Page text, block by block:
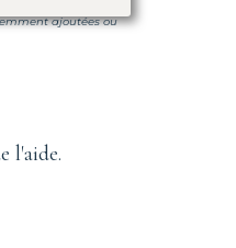
ajoutées ou
l'aide.